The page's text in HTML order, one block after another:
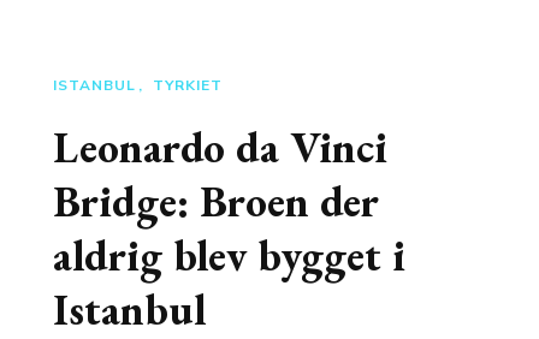
ISTANBUL TYRKIET
Leonardo da Vinci
Bridge: Broen der
aldrig blev bygget i
Istanbul